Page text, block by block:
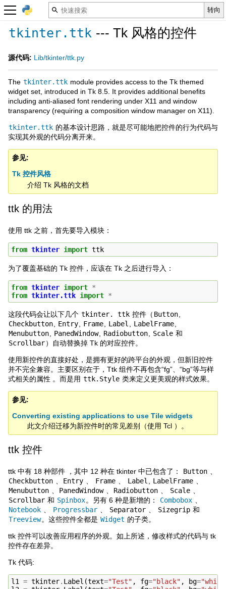
tkinter.ttk --- Tk 风格的控件
源代码: Lib/tkinter/ttk.py
The tkinter.ttk module provides access to the Tk themed
widget set, introduced in Tk 8.5. It provides additional benefits
including anti-aliased font rendering under X11 and window
transparency (requiring a composition window manager on X11).
tkinter.ttk 的基本设计思路，就是尽可能地把控件的行为代码与
实现其外观的代码分离开来。
参见
Tk 控件风格
介绍 Tk 风格的文档
ttk 的用法
使用 ttk 之前，首先要导入模块：
from tkinter import ttk
为了覆盖基础的 Tk 控件，应该在 Tk 之后进行导入：
from tkinter import *
from tkinter.ttk import *
这段代码会让以下几个 tkinter. ttk 控件（ Button
Checkbutton
Entry Frame Label LabelFrame
Menubutton
PanedWindow Radiobutton Scale 和
Scrollbar）自动替换掉 Tk 的对应控件。
使用新控件的直接好处，是拥有更好的跨平台的外观，但新旧控件
并不完全兼容。主要区别在于，Ttk 组件不再包含“fg”、“bg”等与样
式相关的属性 。而是用 ttk.Style 类来定义更美观的样式效果。
参见
Converting existing applications to use Tile widgets
此文介绍迁移为新控件时的常见差别（使用 Tcl ）。
ttk 控件
ttk 中有 18 种部件 ，其中 12 种在 tkinter 中已包含了： Button
Checkbutton
Entry Frame Label LabelFrame
Menubutton
PanedWindow Radiobutton Scale
Scrollbar 和 Spinbox。另有 6 种是新增的： Combobox
Notebook
Progressbar Separator Sizegrip 和
Treeview。这些控件全都是 Widget 的子类。
ttk 控件可以改善应用程序的外观。如上所述，修改样式的代码与 tk
控件存在差异。
Tk 代码:
l1 = tkinter. Label (text="Test" , fg="black" , bg=